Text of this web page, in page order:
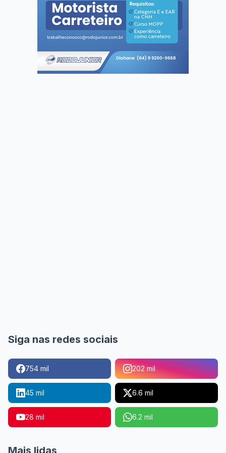
Siga nas redes sociais
754 mil 202 mil
45 mil 6.6 mil
28 mil 6.2 mil
Mais lidas